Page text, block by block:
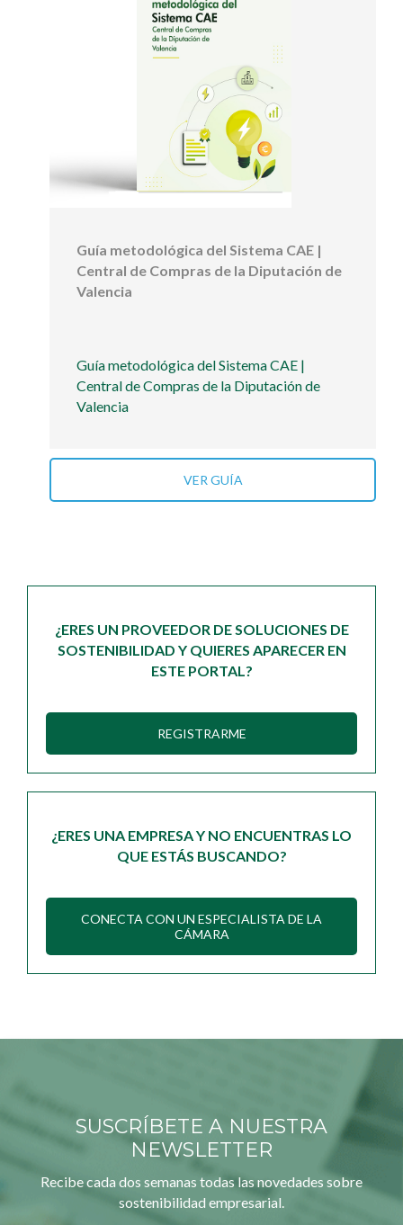
Guía metodológica del Sistema CAE |
Central de Compras de la Diputación de
Valencia
Guía metodológica del Sistema CAE |
Central de Compras de la Diputación de
Valencia
VER GUÍA
¿ERES UN PROVEEDOR DE SOLUCIONES DE
SOSTENIBILIDAD Y QUIERES APARECER EN
ESTE PORTAL?
REGISTRARME
¿ERES UNA EMPRESA Y NO ENCUENTRAS LO
QUE ESTÁS BUSCANDO?
CONECTA CON UN ESPECIALISTA DE LA
CÁMARA
SUSCRÍBETE A NUESTRA
NEWSLETTER
Recibe cada dos semanas todas las novedades sobre
sostenibilidad empresarial.